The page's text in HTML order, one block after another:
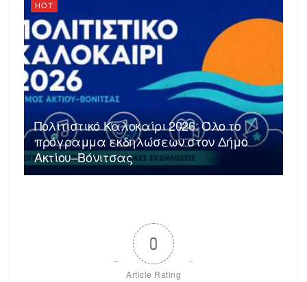
HOT
Πολιτιστικό Καλοκαίρι 2026: Όλο το
πρόγραμμα εκδηλώσεων στον Δήμο
Ακτίου–Βόνιτσας
0
Article Rating